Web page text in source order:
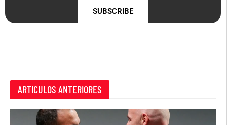
SUBSCRIBE
ARTICULOS ANTERIORES